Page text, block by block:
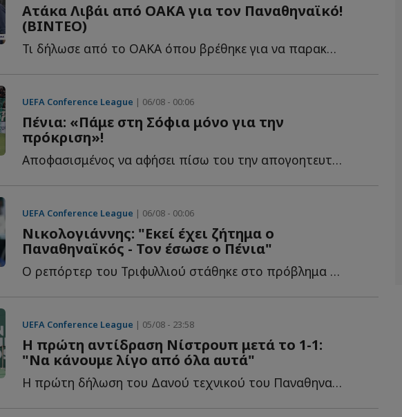
Ατάκα Λιβάι από ΟΑΚΑ για τον Παναθηναϊκό!
(ΒΙΝΤΕΟ)
Τι δήλωσε από το ΟΑΚΑ όπου βρέθηκε για να παρακολουθήσει τ...
UEFA Conference League | 06/08 - 00:06
Πένια: «Πάμε στη Σόφια μόνο για την
πρόκριση»!
Αποφασισμένος να αφήσει πίσω του την απογοητευτική ι...
UEFA Conference League | 06/08 - 00:06
Νικολογιάννης: "Εκεί έχει ζήτημα ο
Παναθηναϊκός - Τον έσωσε ο Πένια"
Ο ρεπόρτερ του Τριφυλλιού στάθηκε στο πρόβλημα στο α...
UEFA Conference League | 05/08 - 23:58
Η πρώτη αντίδραση Νίστρουπ μετά το 1-1:
"Να κάνουμε λίγο από όλα αυτά"
Η πρώτη δήλωση του Δανού τεχνικού του Παναθηναϊκού μ...